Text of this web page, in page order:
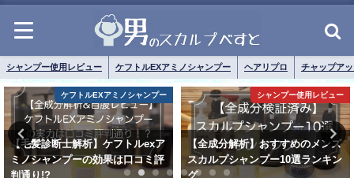
シャンプー使用レビュー ケフトルEXアミノシャンプー ヘアリプロ チャップア
シャンプー使用レビュー
【全成分解析】おすすめのメンズ
スカルプシャンプー10選ランキン
グ
プレミアムブラックシャンプー
全成分解析レビュー｜プレミアム
ブラックシャンプーの実力は口コ
ミ評判通り？